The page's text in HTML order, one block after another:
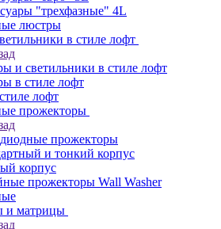
"трехфазные" 4L
люстры
в стиле лофт
и светильники в стиле лофт
в стиле лофт
лофт
прожекторы
прожекторы
и тонкий корпус
корпус
прожекторы Wall Washer
и матрицы